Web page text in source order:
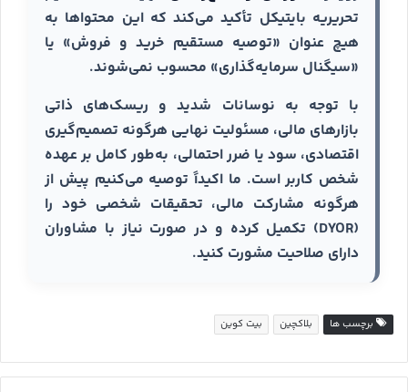
تحریریه بایتیکل تأکید می‌کند که این محتواها به
هیچ عنوان «توصیه مستقیم خرید و فروش» یا
«سیگنال سرمایه‌گذاری» محسوب نمی‌شوند.
با توجه به نوسانات شدید و ریسک‌های ذاتی
بازارهای مالی، مسئولیت نهایی هرگونه تصمیم‌گیری
اقتصادی، سود یا ضرر احتمالی، به‌طور کامل بر عهده
شخص کاربر است. ما اکیداً توصیه می‌کنیم پیش از
هرگونه مشارکت مالی، تحقیقات شخصی خود را
(DYOR) تکمیل کرده و در صورت نیاز با مشاوران
دارای صلاحیت مشورت کنید.
برچسب ها بلاکچین بیت کوین